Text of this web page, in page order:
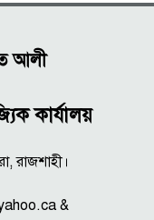
আলী
কার্যালয়
রাজশাহী।
&